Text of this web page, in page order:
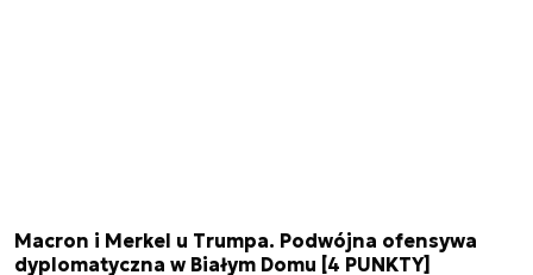
Macron i Merkel u Trumpa. Podwójna ofensywa
dyplomatyczna w Białym Domu [4 PUNKTY]